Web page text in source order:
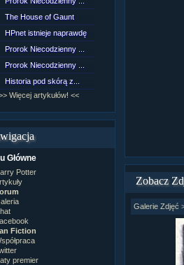
The House of Gaunt
HPnet istnieje naprawdę
Prorok Niecodzienny ...
Prorok Niecodzienny ...
Historia pod skórą z...
Więcej artykułów! <<
Główne
Potter
Fiction
premier
Zobacz
Galerie Zdjęć